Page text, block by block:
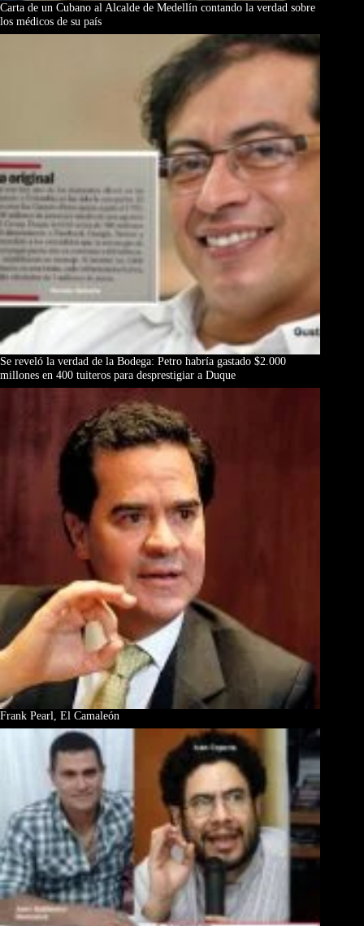
Carta de un Cubano al Alcalde de Medellín contando la verdad sobre
los médicos de su país
Se reveló la verdad de la Bodega: Petro habría gastado $2.000
millones en 400 tuiteros para desprestigiar a Duque
Frank Pearl, El Camaleón